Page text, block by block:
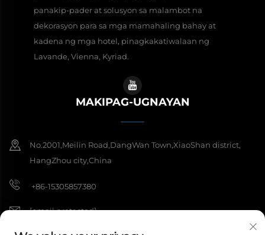
panakip-pader at solusyon sa malambot na
dekorasyon para sa mga mamahaling bahay at
kadena ng mga hotel, pinagkakatiwalaan ng
Lavande, Vienna, Kyriad.
MAKIPAG-UGNAYAN
No.2001,Meilin Road,DangWan Town,XiaoShan district,
HangZhou city,China
+86-15305857380
[email protected]